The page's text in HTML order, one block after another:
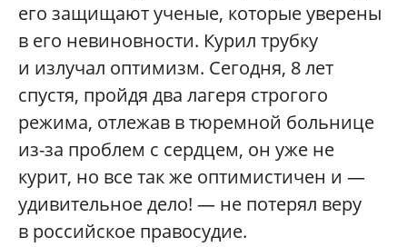
его защищают ученые, которые уверены
в его невиновности. Курил трубку
и излучал оптимизм. Сегодня, 8 лет
спустя, пройдя два лагеря строгого
режима, отлежав в тюремной больнице
из-за проблем с сердцем, он уже не
курит, но все так же оптимистичен и —
удивительное дело! — не потерял веру
в российское правосудие.